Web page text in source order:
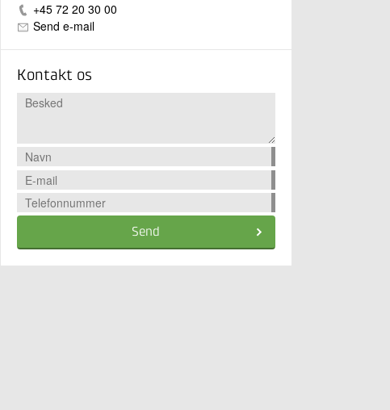
+45 72 20 30 00
Send e-mail
Kontakt os
Send